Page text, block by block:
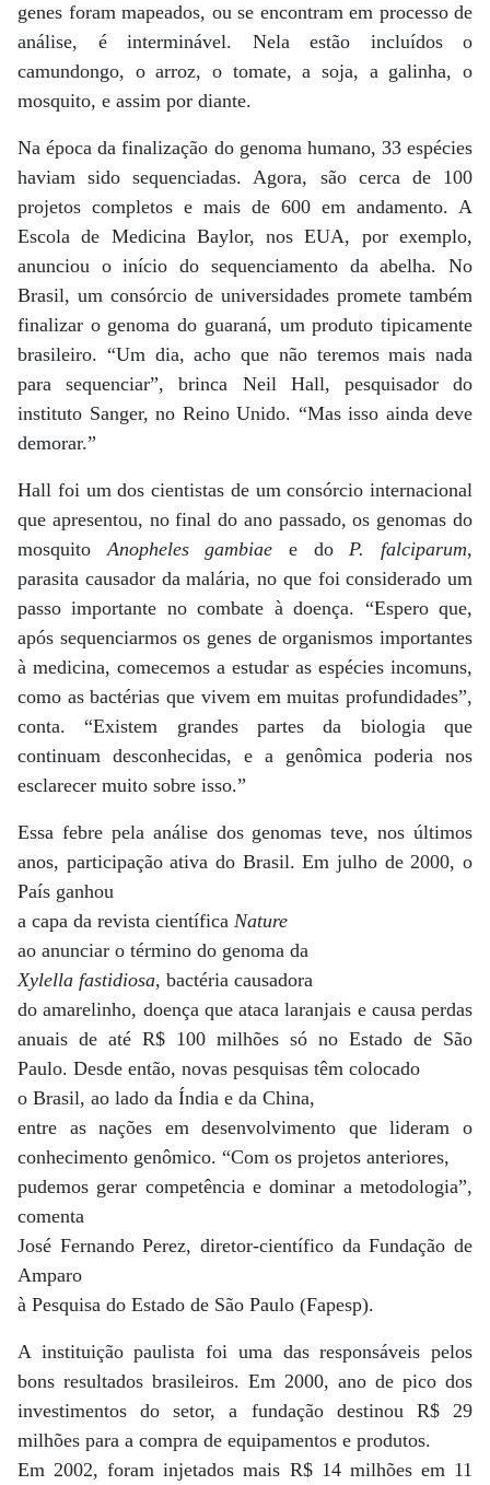
genes foram mapeados, ou se encontram em processo de
análise, é interminável. Nela estão incluídos o
camundongo, o arroz, o tomate, a soja, a galinha, o
mosquito, e assim por diante.
Na época da finalização do genoma humano, 33 espécies
haviam sido sequenciadas. Agora, são cerca de 100
projetos completos e mais de 600 em andamento. A
Escola de Medicina Baylor, nos EUA, por exemplo,
anunciou o início do sequenciamento da abelha. No
Brasil, um consórcio de universidades promete também
finalizar o genoma do guaraná, um produto tipicamente
brasileiro. “Um dia, acho que não teremos mais nada
para sequenciar”, brinca Neil Hall, pesquisador do
instituto Sanger, no Reino Unido. “Mas isso ainda deve
demorar.”
Hall foi um dos cientistas de um consórcio internacional
que apresentou, no final do ano passado, os genomas do
mosquitoAnopheles gambiae e doP. falciparum,
parasita causador da malária, no que foi considerado um
passo importante no combate à doença. “Espero que,
após sequenciarmos os genes de organismos importantes
à medicina, comecemos a estudar as espécies incomuns,
como as bactérias que vivem em muitas profundidades”,
conta. “Existem grandes partes da biologia que
continuam desconhecidas, e a genômica poderia nos
esclarecer muito sobre isso.”
Essa febre pela análise dos genomas teve, nos últimos
anos, participação ativa do Brasil. Em julho de 2000, o
País ganhou
a capa da revista científica Nature
ao anunciar o término do genoma da
Xylella fastidiosa, bactéria causadora
do amarelinho, doença que ataca laranjais e causa perdas
anuais de até R$ 100 milhões só no Estado de São
Paulo. Desde então, novas pesquisas têm colocado
o Brasil, ao lado da Índia e da China,
entre as nações em desenvolvimento que lideram o
conhecimento genômico. “Com os projetos anteriores,
pudemos gerar competência e dominar a metodologia”,
comenta
José Fernando Perez, diretor-científico da Fundação de
Amparo
à Pesquisa do Estado de São Paulo (Fapesp).
A instituição paulista foi uma das responsáveis pelos
bons resultados brasileiros. Em 2000, ano de pico dos
investimentos do setor, a fundação destinou R$ 29
milhões para a compra de equipamentos e produtos.
Em 2002, foram injetados mais R$ 14 milhões em 11